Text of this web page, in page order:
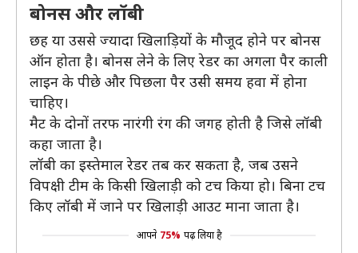
बोनस और लॉबी
छह या उससे ज्यादा खिलाड़ियों के मौजूद होने पर बोनस
ऑन होता है। बोनस लेने के लिए रेडर का अगला पैर काली
लाइन के पीछे और पिछला पैर उसी समय हवा में होना
चाहिए।
मैट के दोनों तरफ नारंगी रंग की जगह होती है जिसे लॉबी
कहा जाता है।
लॉबी का इस्तेमाल रेडर तब कर सकता है, जब उसने
विपक्षी टीम के किसी खिलाड़ी को टच किया हो। बिना टच
किए लॉबी में जाने पर खिलाड़ी आउट माना जाता है।
आपने 75% पढ़ लिया है